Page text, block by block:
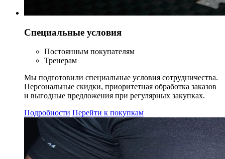
Специальные условия
Постоянным покупателям
Тренерам
Мы подготовили специальные условия сотрудничества.
Персональные скидки, приоритетная обработка заказов
и выгодные предложения при регулярных закупках.
Подробности Перейти к покупкам